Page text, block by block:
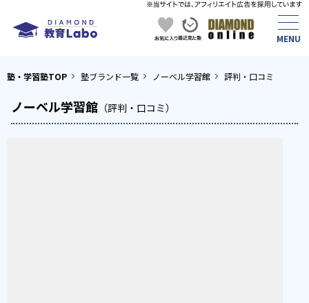
塾・学習塾TOP 塾ブランド一覧 ノーベル学習館 評判・口コミ
ノーベル学習館 （評判・口コミ）